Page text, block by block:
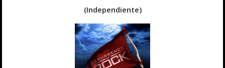
(Independiente)